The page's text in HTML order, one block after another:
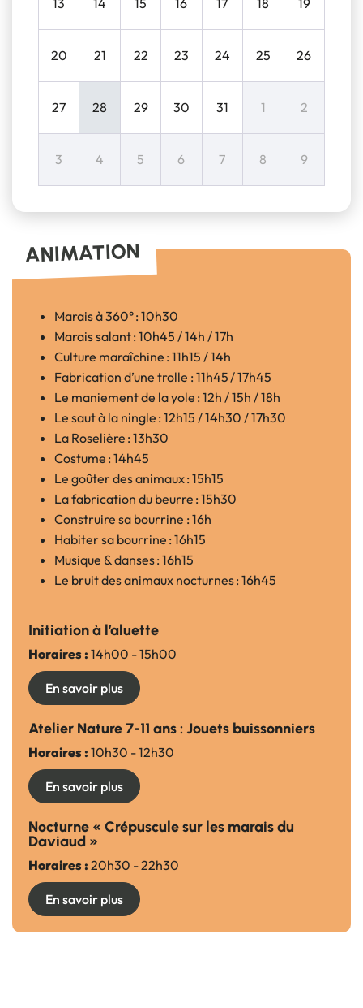
13 14 15 16 17 18 19
20 21 22 23 24 25 26
27 28 29 30 31 1 2
3 4 5 6 7 8 9
ANIMATION
Marais à 360° : 10h30
Marais salant : 10h45 / 14h / 17h
Culture maraîchine : 11h15 / 14h
Fabrication d’une trolle : 11h45 / 17h45
Le maniement de la yole : 12h / 15h / 18h
Le saut à la ningle : 12h15 / 14h30 / 17h30
La Roselière : 13h30
Costume : 14h45
Le goûter des animaux : 15h15
La fabrication du beurre : 15h30
Construire sa bourrine : 16h
Habiter sa bourrine : 16h15
Musique & danses : 16h15
Le bruit des animaux nocturnes : 16h45
Initiation à l’aluette
Horaires : 14h00 - 15h00
En savoir plus
Atelier Nature 7-11 ans : Jouets buissonniers
Horaires : 10h30 - 12h30
En savoir plus
Nocturne « Crépuscule sur les marais du
Daviaud »
Horaires : 20h30 - 22h30
En savoir plus